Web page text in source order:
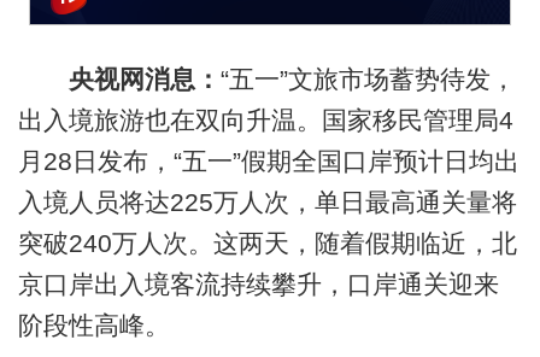
央视网消息： “五一”文旅市场蓄势待发，
出入境旅游也在双向升温。国家移民管理局4
月28日发布，“五一”假期全国口岸预计日均出
入境人员将达225万人次，单日最高通关量将
突破240万人次。这两天，随着假期临近，北
京口岸出入境客流持续攀升，口岸通关迎来
阶段性高峰。